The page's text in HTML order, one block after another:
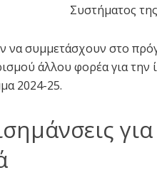
Συστήματος
να συμμετάσχουν στο
άλλου φορέα για την
2024-25.